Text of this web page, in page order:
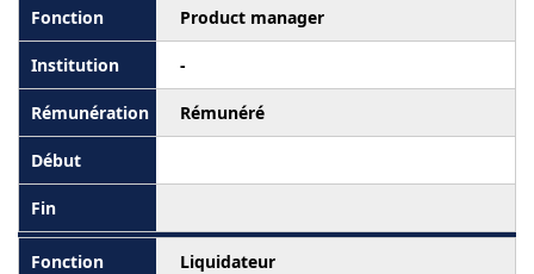
Product manager
-
Rémunéré
Liquidateur